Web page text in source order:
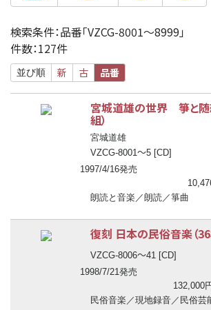
検索条件：品番「VZCG-8001〜8999」
件数：127件
並び順 新 古 品番
宮城道雄の世界 箏と随
組）
宮城道雄
VZCG-8001〜5 [CD]
1997/4/16発売
朗読と音楽／朗読／箏曲
復刻 日本の民俗音楽（36
VZCG-8006〜41 [CD]
1998/7/21発売
132,000
民俗音楽／現地録音／民俗芸